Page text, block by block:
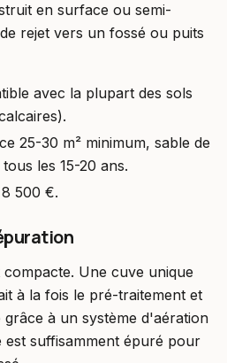
en surface ou semi-
rejet vers un fossé ou puits
avec la plupart des sols
25-30 m² minimum, sable de
les 15-20 ans.
500 €.
Une cuve unique
à la fois le pré-traitement et
à un système d'aération
suffisamment épuré pour